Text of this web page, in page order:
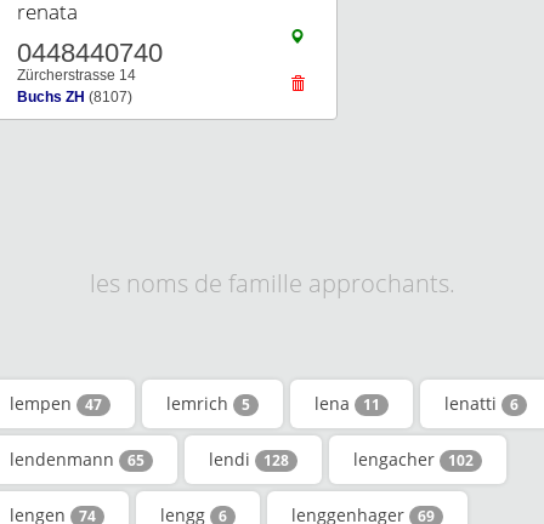
renata
0448440740
Zürcherstrasse 14
Buchs ZH (8107)
les noms de famille approchants.
lempen 47 lemrich 5 lena 11 lenatti 6
lendenmann 65 lendi 128 lengacher 102
lengen 74 lengg 6 lenggenhager 69